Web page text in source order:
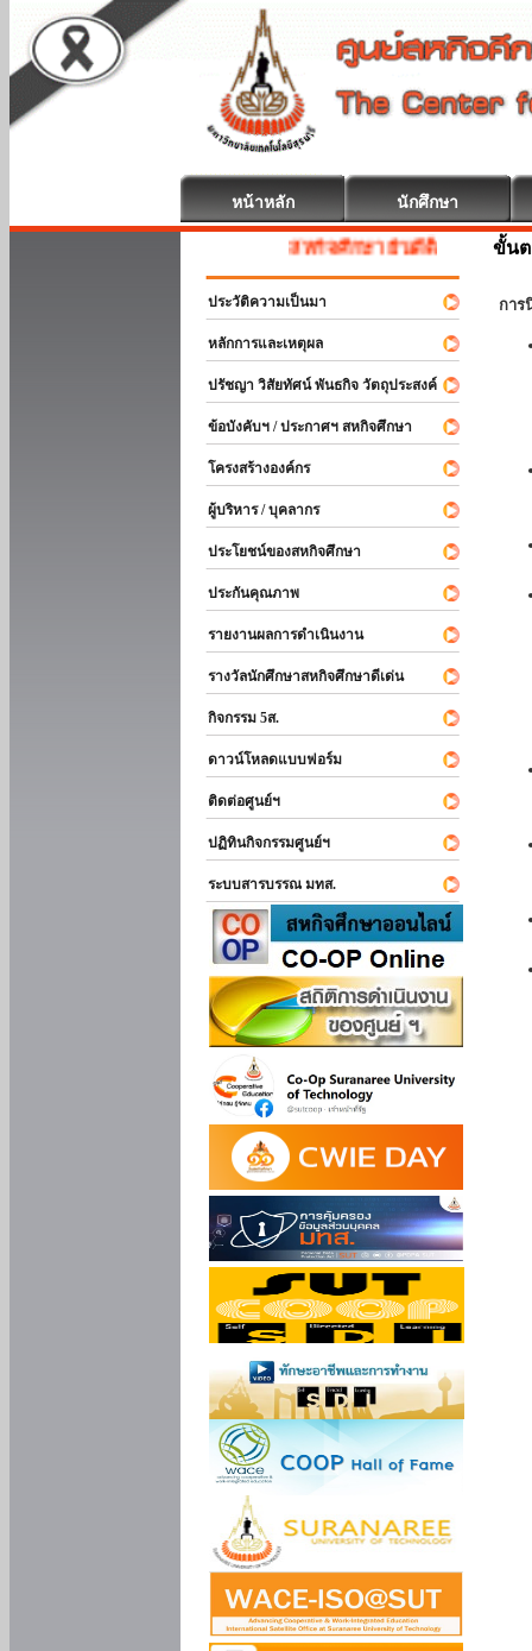
หน้าหลัก นักศึกษา
สหกิจศึกษา ยินดีต้อนรับ
ประวัติความเป็นมา
หลักการและเหตุผล
ปรัชญา วิสัยทัศน์ พันธกิจ วัตถุประสงค์
ข้อบังคับฯ / ประกาศฯ สหกิจศึกษา
โครงสร้างองค์กร
ผู้บริหาร / บุคลากร
ประโยชน์ของสหกิจศึกษา
ประกันคุณภาพ
รายงานผลการดำเนินงาน
รางวัลนักศึกษาสหกิจศึกษาดีเด่น
กิจกรรม 5ส.
ดาวน์โหลดแบบฟอร์ม
ติดต่อศูนย์ฯ
ปฏิทินกิจกรรมศูนย์ฯ
ระบบสารบรรณ มทส.
ขั้นต
การ